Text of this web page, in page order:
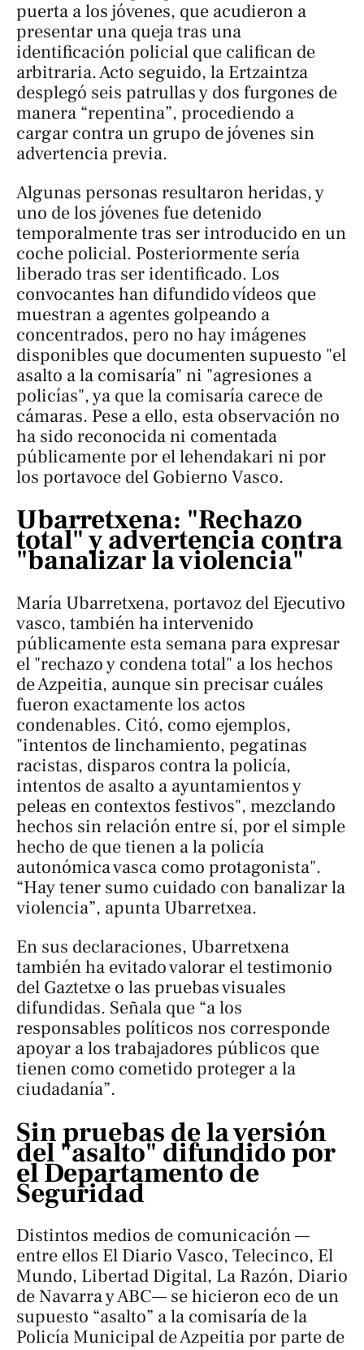
puerta a los jóvenes, que acudieron a
presentar una queja tras una
identificación policial que califican de
arbitraria. Acto seguido, la Ertzaintza
desplegó seis patrullas y dos furgones de
manera “repentina”, procediendo a
cargar contra un grupo de jóvenes sin
advertencia previa.
Algunas personas resultaron heridas, y
uno de los jóvenes fue detenido
temporalmente tras ser introducido en un
coche policial. Posteriormente sería
liberado tras ser identificado. Los
convocantes han difundido vídeos que
muestran a agentes golpeando a
concentrados, pero no hay imágenes
disponibles que documenten supuesto "el
asalto a la comisaría" ni "agresiones a
policías", ya que la comisaría carece de
cámaras. Pese a ello, esta observación no
ha sido reconocida ni comentada
públicamente por el lehendakari ni por
los portavoce del Gobierno Vasco.
Ubarretxena: "Rechazo
total" y advertencia contra
"banalizar la violencia"
María Ubarretxena, portavoz del Ejecutivo
vasco, también ha intervenido
públicamente esta semana para expresar
el "rechazo y condena total" a los hechos
de Azpeitia, aunque sin precisar cuáles
fueron exactamente los actos
condenables. Citó, como ejemplos,
"intentos de linchamiento, pegatinas
racistas, disparos contra la policía,
intentos de asalto a ayuntamientos y
peleas en contextos festivos", mezclando
hechos sin relación entre sí, por el simple
hecho de que tienen a la policía
autonómica vasca como protagonista".
“Hay tener sumo cuidado con banalizar la
violencia”, apunta Ubarretxea.
En sus declaraciones, Ubarretxena
también ha evitado valorar el testimonio
del Gaztetxe o las pruebas visuales
difundidas. Señala que “a los
responsables políticos nos corresponde
apoyar a los trabajadores públicos que
tienen como cometido proteger a la
ciudadanía”.
Sin pruebas de la versión
del "asalto" difundido por
el Departamento de
Seguridad
Distintos medios de comunicación —
entre ellos El Diario Vasco, Telecinco, El
Mundo, Libertad Digital, La Razón, Diario
de Navarra y ABC— se hicieron eco de un
supuesto “asalto” a la comisaría de la
Policía Municipal de Azpeitia por parte de